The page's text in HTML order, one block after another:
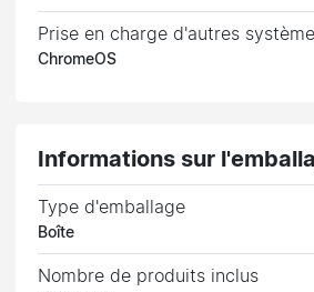
Prise en charge d'autres
ChromeOS
Informations sur
Type d'emballage
Boîte
Nombre de produits inclus